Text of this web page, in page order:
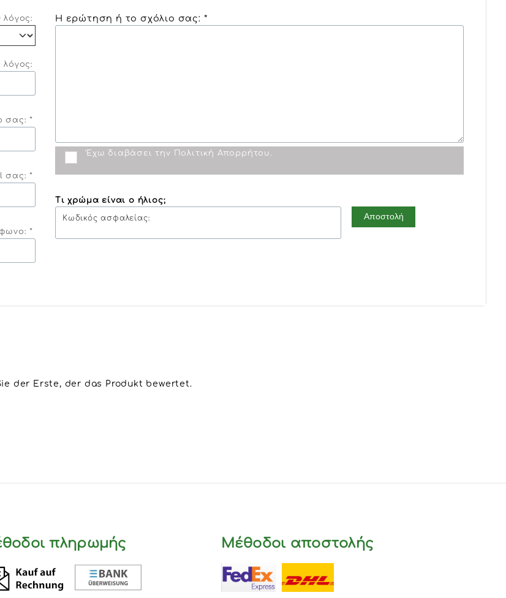
λόγος:
λόγος:
σας: *
σας: *
*
Η ερώτηση ή το σχόλιο σας: *
Έχω διαβάσει την Πολιτική Απορρήτου .
Κωδικός ασφαλείας:
Τι χρώμα είναι ο ήλιος;
Αποστολή
der Erste, der das Produkt bewertet.
πληρωμής Μέθοδοι αποστολής